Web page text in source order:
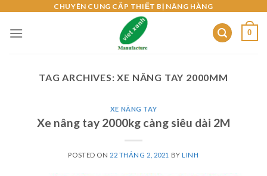
content
CHUYÊN CUNG CẤP THIẾT BỊ NÂNG HÀNG
0
TAG ARCHIVES:XE NÂNG TAY 2000MM
XE NÂNG TAY
Xe nâng tay 2000kg càng siêu dài 2M
POSTED ON 22 THÁNG 2, 2021 BYLINH